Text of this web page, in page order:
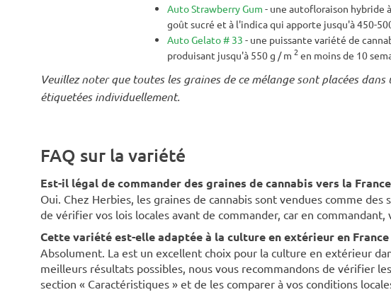
Auto Strawberry Gum - une autofloraison hybride
goût sucré et à l'indica qui apporte jusqu'à 450-
Auto Gelato # 33 - une puissante variété de
produisant jusqu'à 550 g / m 2en moins de 10
Veuillez noter que toutes les graines de ce mélange sont placées
étiquetées individuellement.
FAQ sur la variété
Est-il légal de commander des graines de cannabis vers la
Oui. Chez Herbies, les graines de cannabis sont vendues comme
de vérifier vos lois locales avant de commander, car en commandant,
Cette variété est-elle adaptée à la culture en extérieur en France
Absolument. La est un excellent choix pour la culture en extérieur
meilleurs résultats possibles, nous vous recommandons de vérifier
section « Caractéristiques » et de les comparer à vos conditions